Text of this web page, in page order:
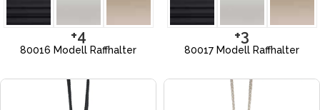
+4
80016 Modell Raffhalter
+3
80017 Modell Raffhalter